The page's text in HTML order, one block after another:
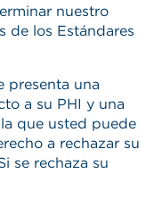
nuestro
de los Estándares
presenta una
a su PHI y una
que usted puede
a rechazar su
se rechaza su